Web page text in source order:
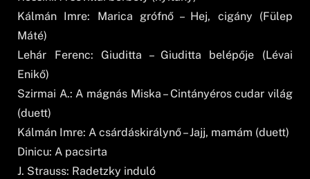
Kálmán Imre: Marica grófnő – Hej, cigány (Fülep
Máté)
Lehár Ferenc: Giuditta – Giuditta belépője (Lévai
Enikő)
Szirmai A.: A mágnás Miska – Cintányéros cudar világ
(duett)
Kálmán Imre: A csárdáskirálynő – Jajj, mamám (duett)
Dinicu: A pacsirta
J. Strauss: Radetzky induló